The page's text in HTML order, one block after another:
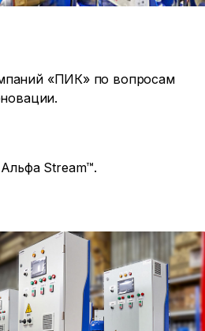
«ПИК» по вопросам
Stream™.